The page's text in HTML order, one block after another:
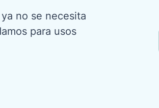
no se necesita
para usos